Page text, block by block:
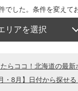
でした。条件を変えて
リアを選択
らココ！北海道の最
・8月】日付から探せ